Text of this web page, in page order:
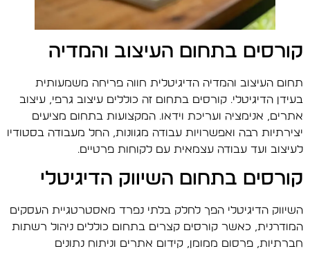
קורסים בתחום העיצוב והמדיה
תחום העיצוב והמדיה הדיגיטלית חווה פריחה משמעותית
בעידן הדיגיטלי. קורסים בתחום זה כוללים עיצוב גרפי, עיצוב
אתרים, אנימציה ועריכת וידאו. המקצועות בתחום מציעים
יצירתיות רבה ואפשרויות עבודה מגוונות, החל מעבודה בסטודיו
לעיצוב ועד עבודה עצמאית עם לקוחות פרטיים.
קורסים בתחום השיווק הדיגיטלי
השיווק הדיגיטלי הפך לחלק בלתי נפרד מאסטרטגיית העסקים
המודרנית, כאשר קורסים קצרים בתחום כוללים ניהול רשתות
חברתיות, פרסום ממומן, קידום אתרים וניתוח נתונים